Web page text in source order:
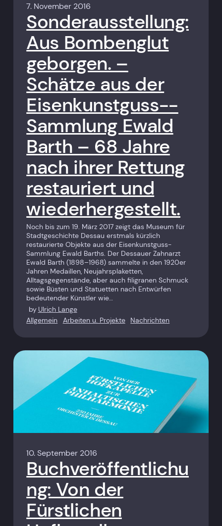
7. November 2016
Sonderausstellung:
Aus Bombenglut
geborgen. –
Schätze aus der
Eisenkunstguss-­
Sammlung Ewald
Barth – 68 Jahre
nach ihrer Rettung
restauriert und
wiederhergestellt.
Noch bis zum 19. März 2017 zeigt das Museum für
Stadtgeschichte Dessau erstmals kürzlich
restaurierte Objekte aus der Eisenkunstguss-
Sammlung Ewald Barths. Der Dessauer Zahnarzt
Ewald Barth (1898–1968) sammelte in den 1920er
Jahren Medaillen, Neujahrs­plaketten,
Alltagsgegenstände, aber auch filigranen Schmuck
sowie Büsten und Statuetten nach Entwürfen
bedeutender Künstler wie…
by Ulrich Lange
Allgemein
Arbeiten u. Projekte Nachrichten
10. September 2016
Buchveröffentlichu
ng: Von der
Fürstlichen